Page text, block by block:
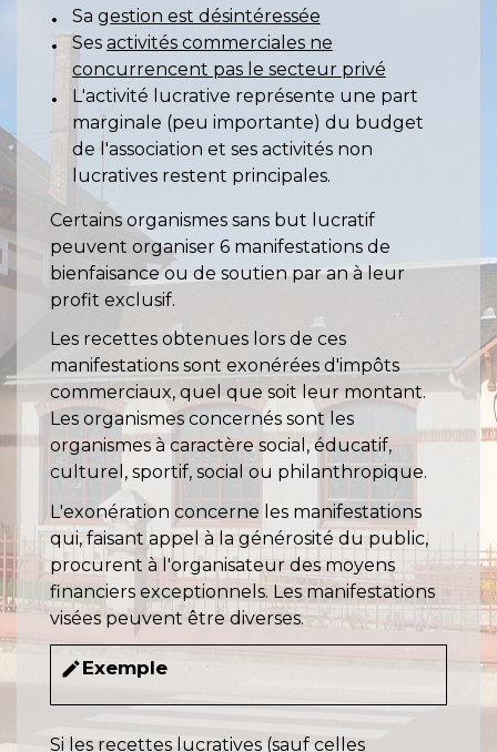
Sa gestion est désintéressée
Ses activités commerciales ne
concurrencent pas le secteur privé
L'activité lucrative représente une part
marginale (peu importante) du budget
de l'association et ses activités non
lucratives restent principales.
Certains organismes sans but lucratif
peuvent organiser 6 manifestations de
bienfaisance ou de soutien par an à leur
profit exclusif.
Les recettes obtenues lors de ces
manifestations sont exonérées d'impôts
commerciaux, quel que soit leur montant.
Les organismes concernés sont les
organismes à caractère social, éducatif,
culturel, sportif, social ou philanthropique.
L'exonération concerne les manifestations
qui, faisant appel à la générosité du public,
procurent à l'organisateur des moyens
financiers exceptionnels. Les manifestations
visées peuvent être diverses.
editExemple
Si les recettes lucratives (sauf celles